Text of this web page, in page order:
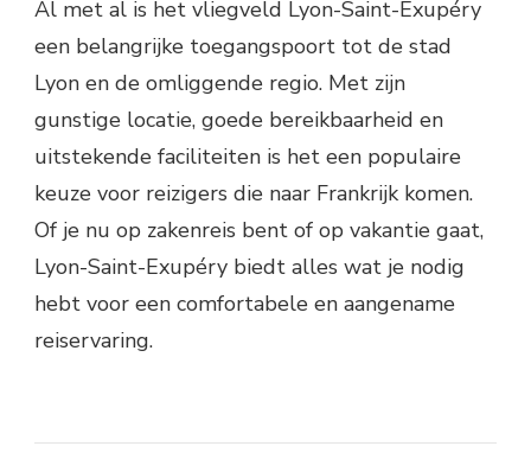
Al met al is het vliegveld Lyon-Saint-Exupéry
een belangrijke toegangspoort tot de stad
Lyon en de omliggende regio. Met zijn
gunstige locatie, goede bereikbaarheid en
uitstekende faciliteiten is het een populaire
keuze voor reizigers die naar Frankrijk komen.
Of je nu op zakenreis bent of op vakantie gaat,
Lyon-Saint-Exupéry biedt alles wat je nodig
hebt voor een comfortabele en aangename
reiservaring.